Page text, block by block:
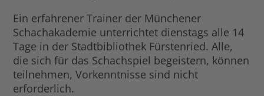
Ein erfahrener Trainer der Münchener
Schachakademie unterrichtet dienstags alle 14
Tage in der Stadtbibliothek Fürstenried. Alle,
die sich für das Schachspiel begeistern, können
teilnehmen, Vorkenntnisse sind nicht
erforderlich.